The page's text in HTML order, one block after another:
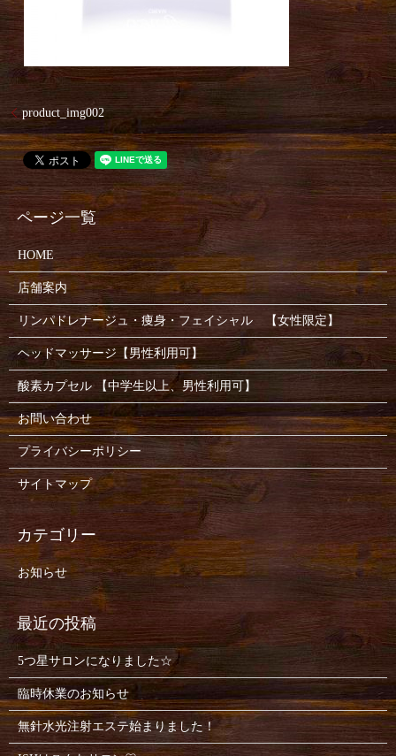
product_img002
HOME
店舗案内
リンパドレナージュ・痩身・フェイシャル 【女性限定】
ヘッドマッサージ【男性利用可】
酸素カプセル 【中学生以上、男性利用可】
お問い合わせ
プライバシーポリシー
サイトマップ
お知らせ
5つ星サロンになりました☆
臨時休業のお知らせ
無針水光注射エステ始まりました！